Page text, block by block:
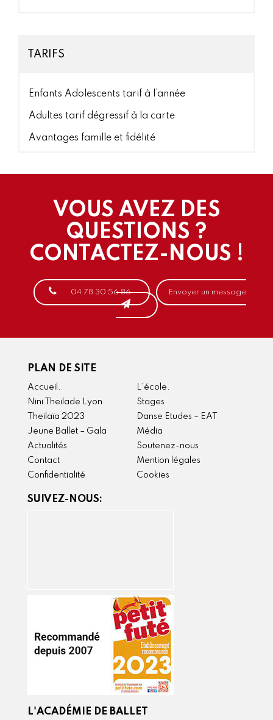
TARIFS
Enfants Adolescents tarif à l’année
Adultes tarif dégressif à la carte
Avantages famille et fidélité
VOUS AVEZ DES
QUESTIONS ?
CONTACTEZ-NOUS !
04 78 30 56 86 Envoyer un message
PLAN DE SITE
Accueil.
L’école.
Nini Theilade Lyon
Stages
Theilaïa 2023
Danse Etudes – EAT
Jeune Ballet – Gala
Média
Actualités
Soutenez-nous
Contact
Mention légales
Confidentialité
Cookies
SUIVEZ-NOUS:
L'ACADÉMIE DE BALLET